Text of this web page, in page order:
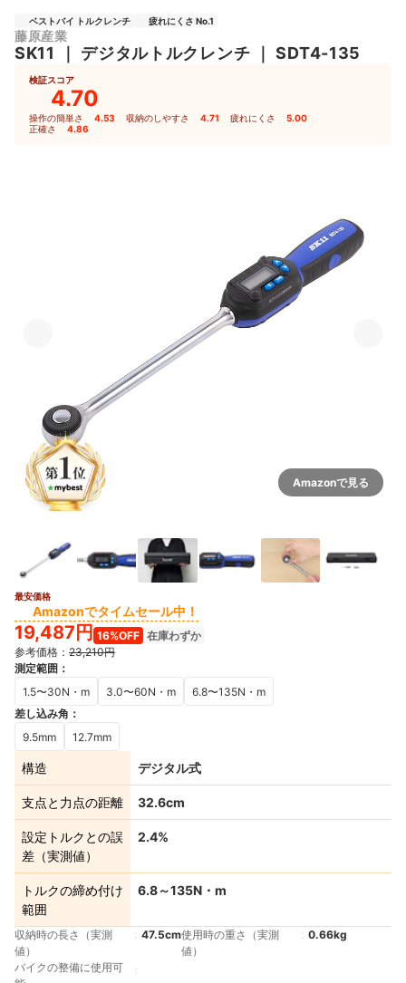
ベストバイ トルクレンチ 疲れにくさ No.1
藤原産業
SK11 デジタルトルクレンチ ｜SDT4-135
検証スコア
4.70
操作の簡単さ 4.53 収納のしやすさ 4.71 疲れにくさ 5.00
正確さ 4.86
Amazonで見る
最安価格
Amazonでタイムセール中！
19,487円 16%OFF 在庫わずか
参考価格： 23,210円
測定範囲 ：
1.5〜30N・m
3.0〜60N・m
6.8〜135N・m
差し込み角 ：
9.5mm
12.7mm
構造 デジタル式
支点と力点の距離 32.6cm
設定トルクとの誤
差（実測値）
2.4%
トルクの締め付け
範囲
6.8～135N・m
収納時の長さ（実測
値）
47.5cm使用時の重さ（実測
値）
0.66kg
バイクの整備に使用可